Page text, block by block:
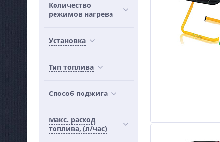
Количество
режимов нагрева
Установка
Тип топлива
Способ поджига
Макс. расход
топлива, (л/час)